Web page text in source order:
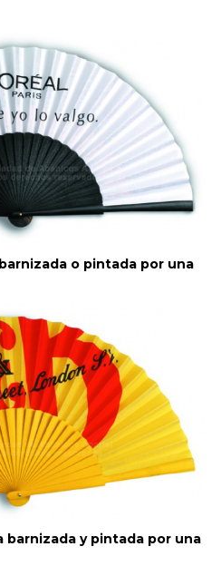
o pintada por una
barnizada y pintada por una